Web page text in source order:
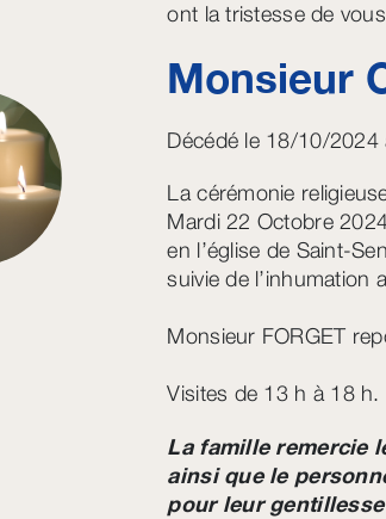
ont la tristesse de
Monsieur
Décédé le 18/10/2024
La cérémonie
Mardi 22 Octobre
en l’église de Saint-
suivie de l’inhumation
Monsieur FORGET
Visites de 13 h à 18 h.
La famille remercie
ainsi que le
pour leur